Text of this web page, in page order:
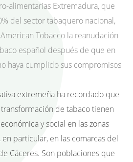
alimentarias Extremadura, que
del sector tabaquero nacional,
Tobacco la reanudación
español después de que en
haya cumplido sus compromisos
extremeña ha recordado que
de tabaco tienen
y social en las zonas
particular, en las comarcas del
Cáceres. Son poblaciones que